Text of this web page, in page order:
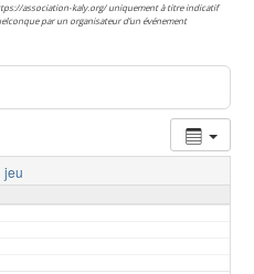
association-kaly.org/ uniquement à titre indicatif
par un organisateur d’un événement
jeu